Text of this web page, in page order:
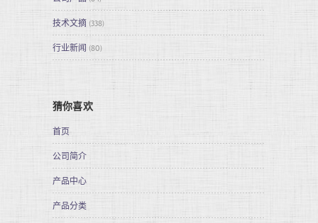
技术文摘 (338)
行业新闻 (80)
猜你喜欢
首页
公司简介
产品中心
产品分类